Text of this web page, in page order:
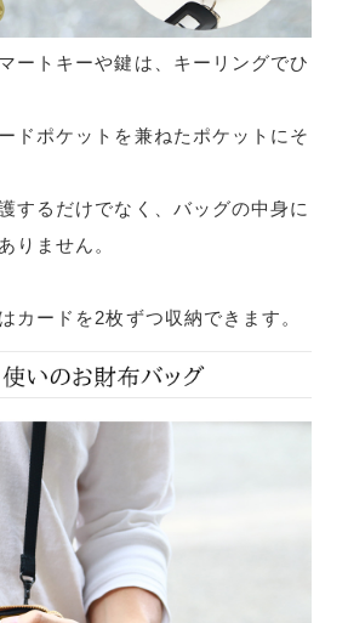
ートキーや鍵は、キーリングでひ
ドポケットを兼ねたポケットにそ
するだけでなく、バッグの中身に
りません。
カードを2枚ずつ収納できます。